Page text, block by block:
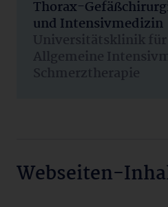
Thorax-
und Intensivmedizin
Universitätsklinik für
Allgemeine
Schmerztherapie
Webseiten-